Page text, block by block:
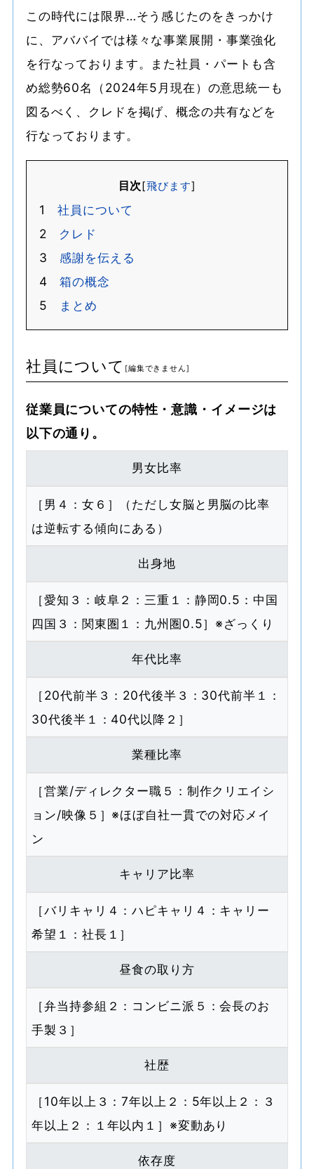
この時代には限界…そう感じたのをきっかけ
に、アババイでは様々な事業展開・事業強化
を行なっております。また社員・パートも含
め総勢60名（2024年5月現在）の意思統一も
図るべく、クレドを掲げ、概念の共有などを
行なっております。
目次[飛びます]
1社員について
2 クレド
3感謝を伝える
4箱の概念
5
まとめ
社員について
従業員についての特性・意識・イメージは
以下の通り。
男女比率
［男４：女６］（ただし女脳と男脳の比率
は逆転する傾向にある）
出身地
［愛知３：岐阜２：三重１：静岡0.5：中国
四国３：関東圏１：九州圏0.5］※ざっくり
年代比率
［20代前半３：20代後半３：30代前半１：
30代後半１：40代以降２］
業種比率
［営業/ディレクター職５：制作クリエイシ
ョン/映像５］※ほぼ自社一貫での対応メイ
ン
キャリア比率
［バリキャリ４：ハピキャリ４：キャリー
希望１：社長１］
昼食の取り方
［弁当持参組２：コンビニ派５：会長のお
手製３］
社歴
［10年以上３：7年以上２：5年以上２：３
年以上２：１年以内１］※変動あり
依存度